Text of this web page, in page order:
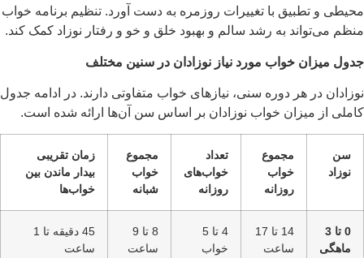
محیطی و تطبیق با تغییرات روزمره به دست آورد. تنظیم برنامه خواب
منظم می‌تواند به رشد سالم و بهبود خلق و خو و رفتار نوزاد کمک کند.
جدول میزان خواب مورد نیاز نوزادان در سنین مختلف
نوزادان در هر دوره سنی، نیازهای خواب متفاوتی دارند. در ادامه جدول
کاملی از میزان خواب نوزادان بر اساس سن آن‌ها ارائه شده است.
سن
نوزاد
مجموع
خواب
روزانه
تعداد
خواب‌های
روزانه
مجموع
خواب
شبانه
زمان تقریبی
بیدار ماندن بین
خواب‌ها
0 تا 3
ماهگی
14 تا 17
ساعت
4 تا 5
خواب
8 تا 9
ساعت
45 دقیقه تا 1
ساعت